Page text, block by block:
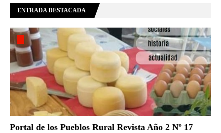
ENTRADA DESTACADA
Portal de los Pueblos Rural Revista Año 2 Nº 17